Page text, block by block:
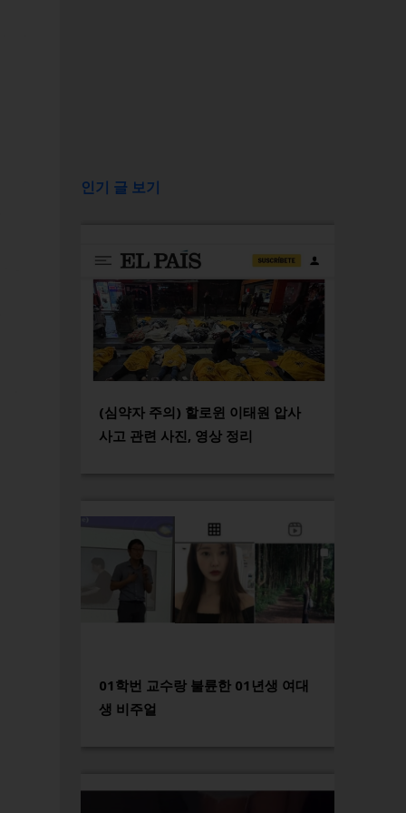
인기 글 보기
(심약자 주의) 할로윈 이태원 압사
사고 관련 사진, 영상 정리
01학번 교수랑 불륜한 01년생 여대
생 비주얼